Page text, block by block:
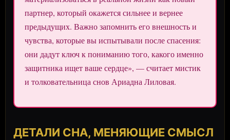
партнер, который окажется сильнее и вернее
предыдущих. Важно запомнить его внешность и
чувства, которые вы испытывали после спасения:
они дадут ключ к пониманию того, какого именно
защитника ищет ваше сердце», — считает мистик
и толковательница снов Ариадна Лиловая.
ДЕТАЛИ СНА, МЕНЯЮЩИЕ СМЫСЛ